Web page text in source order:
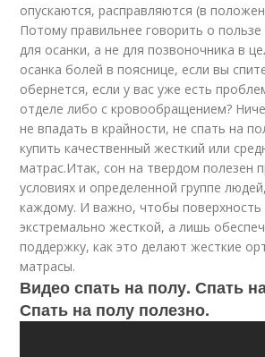
опускаются, расправляются (в
Потому правильнее говорить о
для осанки, а не для позвоночника в
осанка болей в пояснице, если вы
обернется, если у вас уже есть
отделе либо с кровообращением?
не впадать в крайности, не спать на
купить качественный жесткий или
матрас.Итак, сон на твердом полезен
условиях и определенной группе
каждому. И важно, чтобы поверхность
экстремально жесткой, а лишь
поддержку, как это делают жесткие
матрасы.
Видео спать на полу. Спать
Спать на полу полезно.